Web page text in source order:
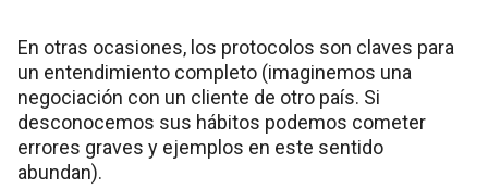
En otras ocasiones, los protocolos son claves para
un entendimiento completo (imaginemos una
negociación con un cliente de otro país. Si
desconocemos sus hábitos podemos cometer
errores graves y ejemplos en este sentido
abundan).